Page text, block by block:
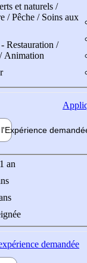
et naturels /
/ Pêche / Soins aux
Restauration /
Animation
Expérience
an
demandée